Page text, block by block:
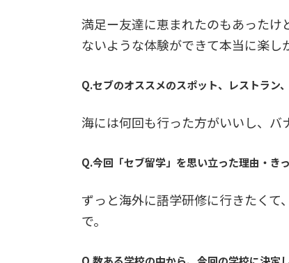
満足ー友達に恵まれたのもあった
ないような体験ができて本当に楽し
Q.セブのオススメのスポット、レストラン
海には何回も行った方がいいし、バ
Q.今回「セブ留学」を思い立った理由・き
ずっと海外に語学研修に行きたく
で。